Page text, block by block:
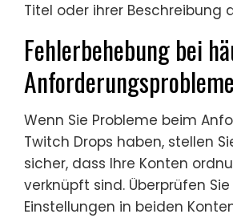
Titel oder ihrer Beschreibung
Fehlerbehebung bei
Wenn Sie Probleme beim
Twitch Drops haben, stellen
sicher, dass Ihre Konten
verknüpft sind. Überprüfen
Einstellungen in beiden